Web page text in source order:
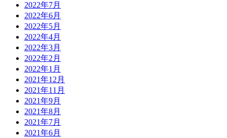
2022年7月
2022年6月
2022年5月
2022年4月
2022年3月
2022年2月
2022年1月
2021年12月
2021年11月
2021年9月
2021年8月
2021年7月
2021年6月